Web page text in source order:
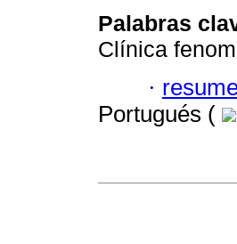
Palabras
Clínica
·
Portugués (